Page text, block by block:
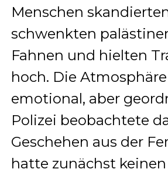
Menschen
schwenkten
Fahnen und hielten
hoch. Die
emotional, aber
Polizei beobachtete
Geschehen aus der
hatte zunächst